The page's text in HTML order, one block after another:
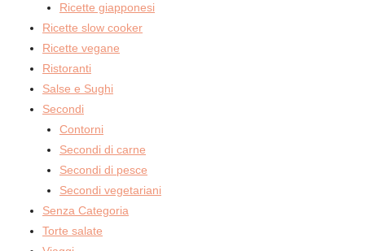
Ricette giapponesi
Ricette slow cooker
Ricette vegane
Ristoranti
Salse e Sughi
Secondi
Contorni
Secondi di carne
Secondi di pesce
Secondi vegetariani
Senza Categoria
Torte salate